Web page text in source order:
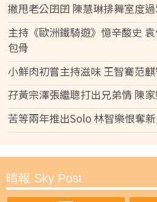
撇甩老公囝囝 陳慧琳排舞室度
主持《歐洲鐵騎遊》憶辛酸史
包骨
小鮮肉初嘗主持滋味 王智騫范
孖黃宗澤張繼聰打出兄弟情 陳
苦等兩年推出Solo 林智樂恨奪
晴報 Sky Post